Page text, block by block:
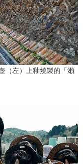
（左）上釉燒製的「瀨